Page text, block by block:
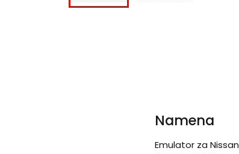
Namena
Emulator za Nissan